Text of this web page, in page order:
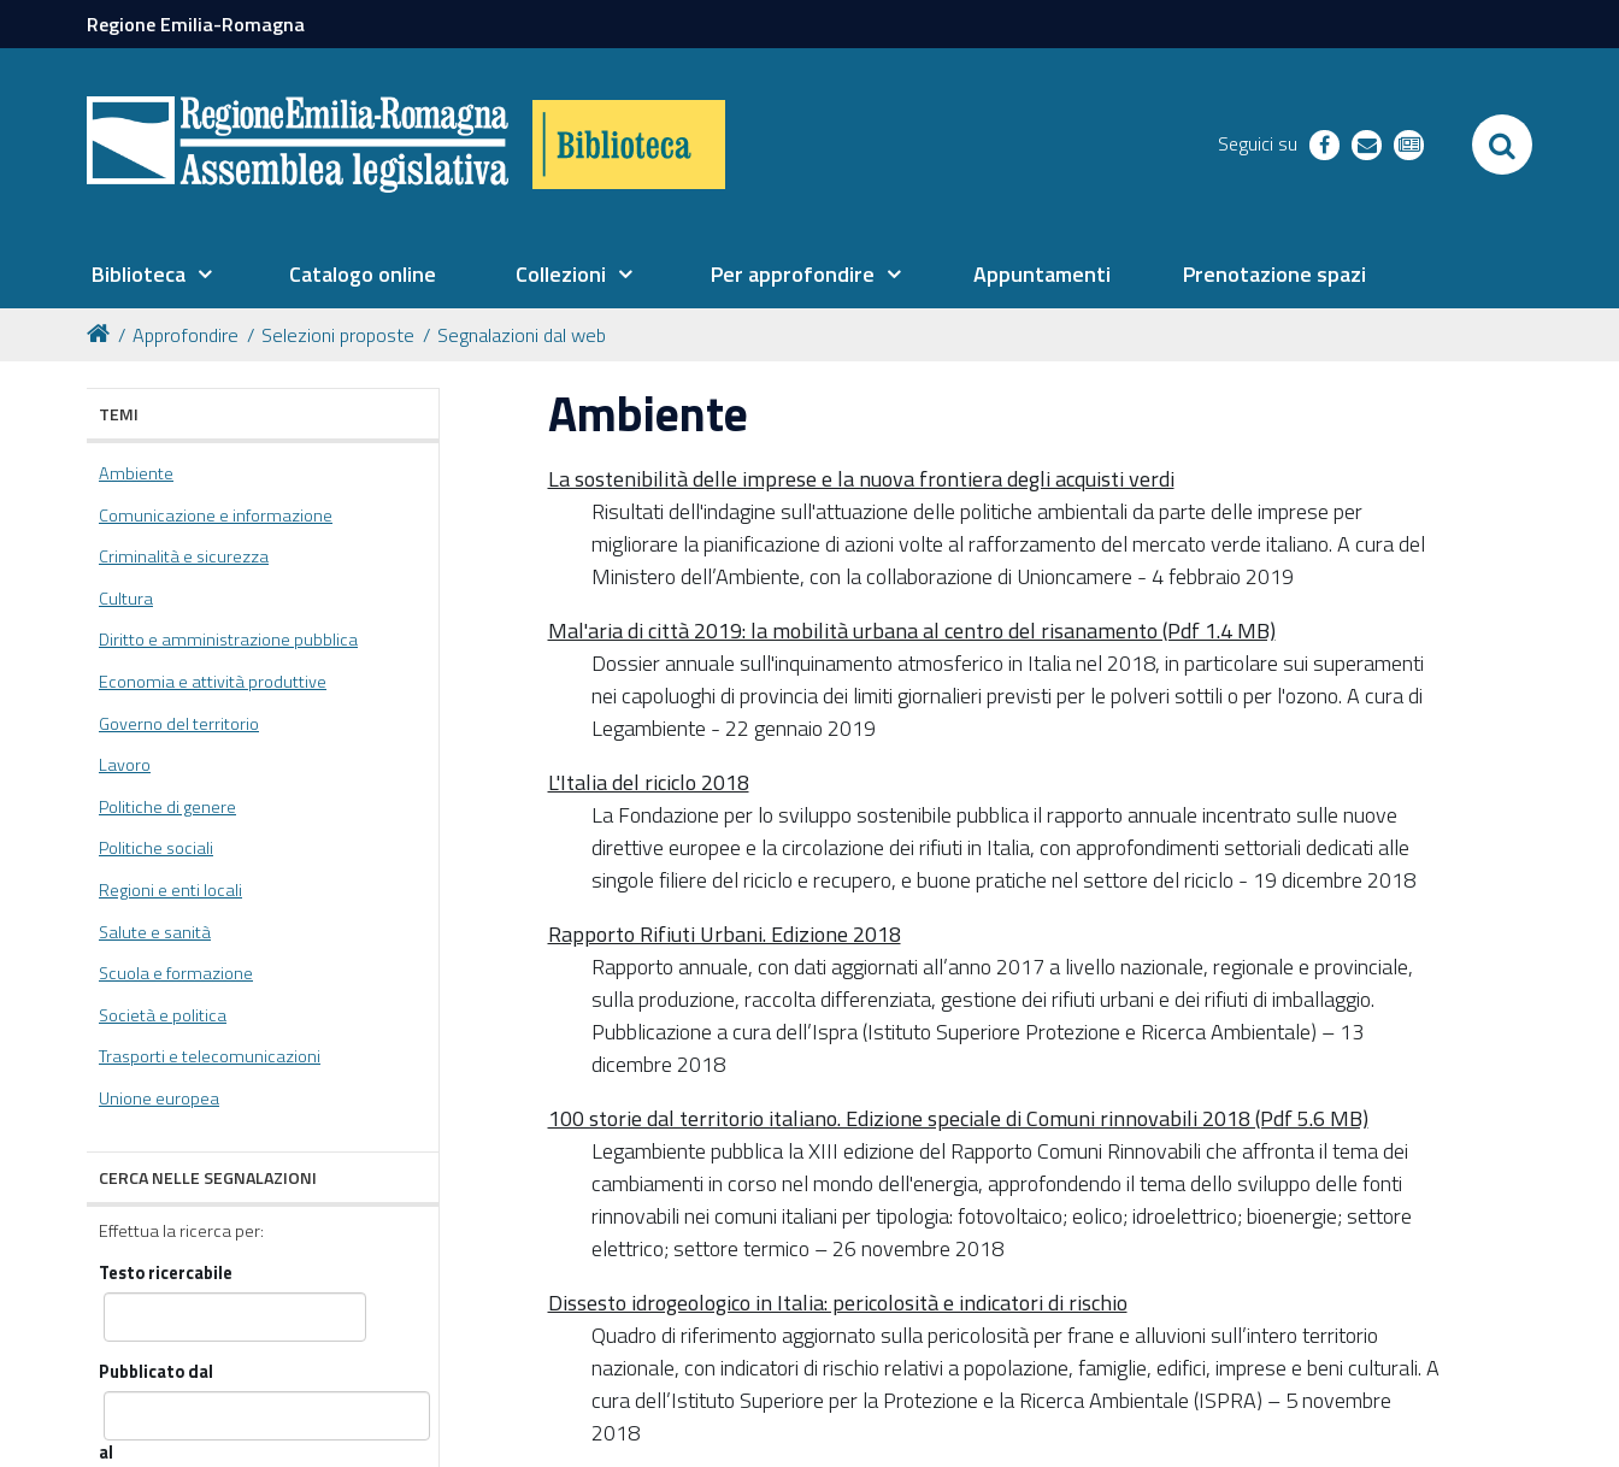
Regione Emilia-Romagna
Seguici su facebookrichiestenewsletter SEARCH
Biblioteca Catalogo online Collezioni Per approfondire Appuntamenti Prenotazione spazi
Approfondire Selezioni proposte Segnalazioni dal web
Ambiente
La sostenibilità delle imprese e la nuova frontiera degli acquisti verdi
Risultati dell'indagine sull'attuazione delle politiche ambientali da parte delle imprese per
migliorare la pianificazione di azioni volte al rafforzamento del mercato verde italiano. A cura del
Ministero dell’Ambiente, con la collaborazione di Unioncamere - 4 febbraio 2019
Mal'aria di città 2019: la mobilità urbana al centro del risanamento (Pdf 1.4 MB)
Dossier annuale sull'inquinamento atmosferico in Italia nel 2018, in particolare sui superamenti
nei capoluoghi di provincia dei limiti giornalieri previsti per le polveri sottili o per l'ozono. A cura di
Legambiente - 22 gennaio 2019
L'Italia del riciclo 2018
La Fondazione per lo sviluppo sostenibile pubblica il rapporto annuale incentrato sulle nuove
direttive europee e la circolazione dei rifiuti in Italia, con approfondimenti settoriali dedicati alle
singole filiere del riciclo e recupero, e buone pratiche nel settore del riciclo - 19 dicembre 2018
Rapporto Rifiuti Urbani. Edizione 2018
Rapporto annuale, con dati aggiornati all’anno 2017 a livello nazionale, regionale e provinciale,
sulla produzione, raccolta differenziata, gestione dei rifiuti urbani e dei rifiuti di imballaggio.
Pubblicazione a cura dell’Ispra (Istituto Superiore Protezione e Ricerca Ambientale) – 13
dicembre 2018
100 storie dal territorio italiano. Edizione speciale di Comuni rinnovabili 2018 (Pdf 5.6 MB)
Legambiente pubblica la XIII edizione del Rapporto Comuni Rinnovabili che affronta il tema dei
cambiamenti in corso nel mondo dell'energia, approfondendo il tema dello sviluppo delle fonti
rinnovabili nei comuni italiani per tipologia: fotovoltaico; eolico; idroelettrico; bioenergie; settore
elettrico; settore termico – 26 novembre 2018
Dissesto idrogeologico in Italia: pericolosità e indicatori di rischio
Quadro di riferimento aggiornato sulla pericolosità per frane e alluvioni sull’intero territorio
nazionale, con indicatori di rischio relativi a popolazione, famiglie, edifici, imprese e beni culturali. A
cura dell’Istituto Superiore per la Protezione e la Ricerca Ambientale (ISPRA) – 5 novembre
2018
TEMI
Ambiente
Comunicazione e informazione
Criminalità e sicurezza
Cultura
Diritto e amministrazione pubblica
Economia e attività produttive
Governo del territorio
Lavoro
Politiche di genere
Politiche sociali
Regioni e enti locali
Salute e sanità
Scuola e formazione
Società e politica
Trasporti e telecomunicazioni
Unione europea
CERCA NELLE SEGNALAZIONI
Effettua la ricerca per:
Testo ricercabile
Pubblicato dal
al